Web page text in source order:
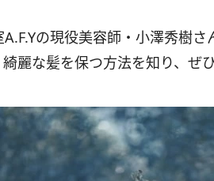
の現役美容師・小澤秀樹
麗な髪を保つ方法を知り、ぜ